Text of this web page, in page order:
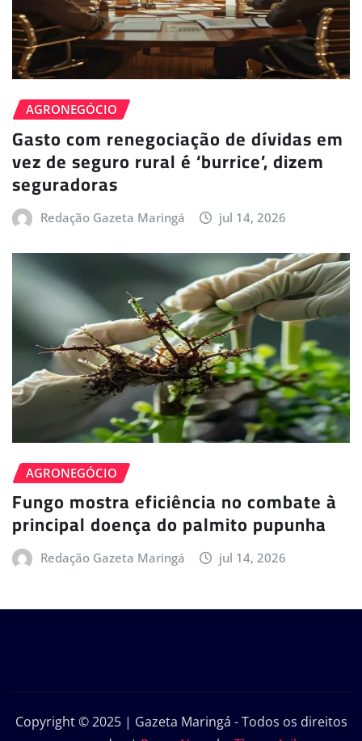
AGRONEGÓCIO
Gasto com renegociação de dívidas em
vez de seguro rural é ‘burrice’, dizem
seguradoras
Redação Gazeta Maringá jul 14, 2026
AGRONEGÓCIO
Fungo mostra eficiência no combate à
principal doença do palmito pupunha
Redação Gazeta Maringá jul 14, 2026
Copyright © 2025 | Gazeta Maringá - Todos os direitos